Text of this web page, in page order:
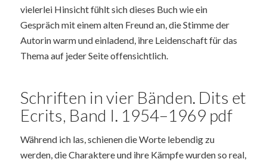
vielerlei Hinsicht fühlt sich dieses Buch wie ein
Gespräch mit einem alten Freund an, die Stimme der
Autorin warm und einladend, ihre Leidenschaft für das
Thema auf jeder Seite offensichtlich.
Schriften in vier Bänden. Dits et
Ecrits, Band I. 1954–1969 pdf
Während ich las, schienen die Worte lebendig zu
werden, die Charaktere und ihre Kämpfe wurden so real,